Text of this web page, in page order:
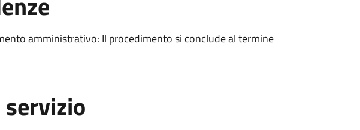
amministrativo: Il procedimento si conclude al termine